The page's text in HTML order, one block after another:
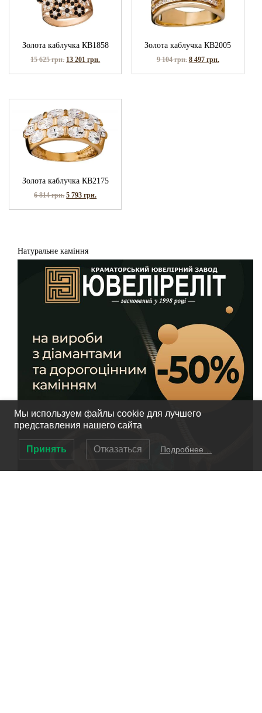
Золота каблучка КВ1858
15 625грн. 13 201грн.
Золота каблучка КВ2005
9 104грн. 8 497 грн.
Золота каблучка КВ2175
6 814грн. 5 793грн.
Натуральне каміння
Мы используем файлы cookie для лучшего
представления нашего сайта
Принять Отказаться Подробнее…